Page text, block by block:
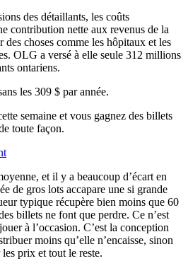
des détaillants, les coûts
contribution nette aux revenus de la
choses comme les hôpitaux et les
OLG a versé à elle seule 312 millions
ontariens.
les 309 $ par année.
semaine et vous gagnez des billets
toute façon.
et il y a beaucoup d’écart en
de gros lots accapare une si grande
typique récupère bien moins que 60
billets ne font que perdre. Ce n’est
à l’occasion. C’est la conception
moins qu’elle n’encaisse, sinon
prix et tout le reste.